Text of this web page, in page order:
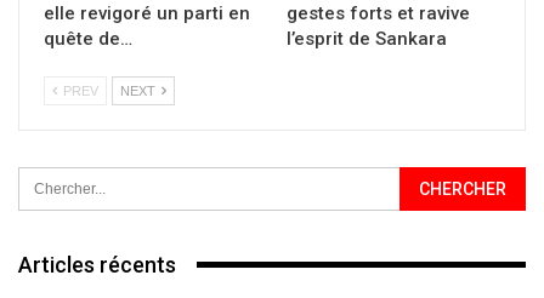
elle revigoré un parti en
quête de…
gestes forts et ravive
l’esprit de Sankara
PREV NEXT
Articles récents